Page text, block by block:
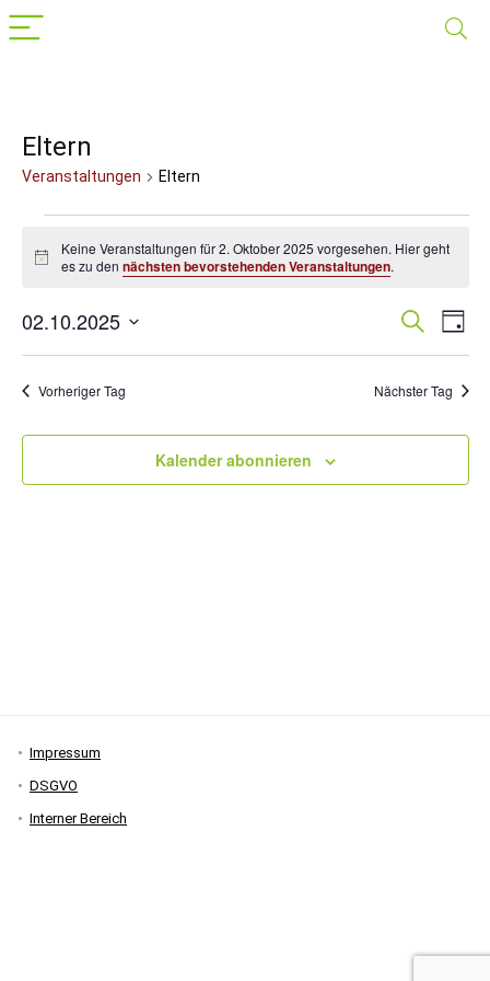
Eltern
Veranstaltungen Eltern
für
Oktober
2025
Hinweis
Keine Veranstaltungen für 2. Oktober 2025 vorgesehen. Hier geht
es zu den nächsten bevorstehenden Veranstaltungen.
Suche
und
Suche
Tag
02.10.2025
Vorheriger Tag Nächster Tag
Kalender abonnieren
Impressum
DSGVO
Interner Bereich